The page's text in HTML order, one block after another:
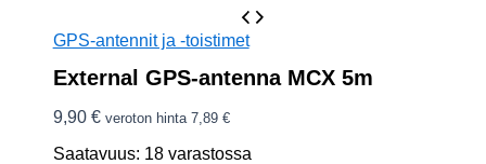
GPS-antennit ja -toistimet
External GPS-antenna MCX 5m
9,90 € veroton hinta 7,89 €
Saatavuus: 18 varastossa